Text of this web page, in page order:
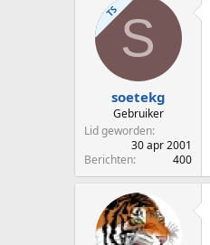
TSS
soetekg
Gebruiker
Lid geworden
30 apr 2001
Berichten
400